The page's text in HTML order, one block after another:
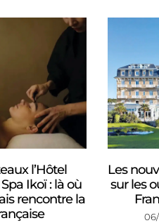
l’Hôtel
Ikoï : là où
rencontre la
Les
sur les